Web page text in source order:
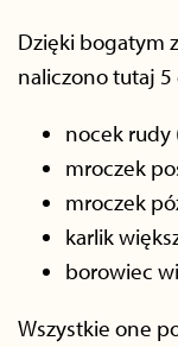
Dzięki bogatym
naliczono tutaj
nocek rudy
mroczek
mroczek
karlik
borowiec
Wszystkie one